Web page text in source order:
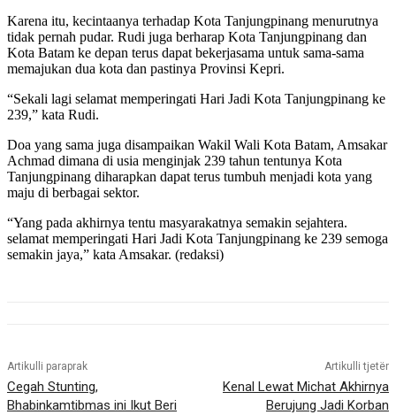
Karena itu, kecintaanya terhadap Kota Tanjungpinang menurutnya
tidak pernah pudar. Rudi juga berharap Kota Tanjungpinang dan
Kota Batam ke depan terus dapat bekerjasama untuk sama-sama
memajukan dua kota dan pastinya Provinsi Kepri.
“Sekali lagi selamat memperingati Hari Jadi Kota Tanjungpinang ke
239,” kata Rudi.
Doa yang sama juga disampaikan Wakil Wali Kota Batam, Amsakar
Achmad dimana di usia menginjak 239 tahun tentunya Kota
Tanjungpinang diharapkan dapat terus tumbuh menjadi kota yang
maju di berbagai sektor.
“Yang pada akhirnya tentu masyarakatnya semakin sejahtera.
selamat memperingati Hari Jadi Kota Tanjungpinang ke 239 semoga
semakin jaya,” kata Amsakar. (redaksi)
Artikulli paraprak
Cegah Stunting,
Bhabinkamtibmas ini Ikut Beri
Artikulli tjetër
Kenal Lewat Michat Akhirnya
Berujung Jadi Korban